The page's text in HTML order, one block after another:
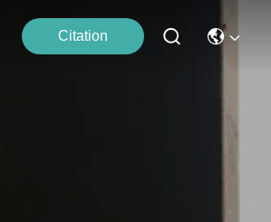
Citation